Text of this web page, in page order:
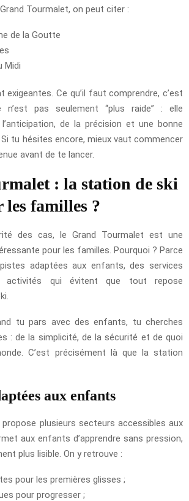
Tourmalet, on peut citer :
de la Goutte
Midi
exigeantes. Ce qu’il faut comprendre, c’est
n’est pas seulement “plus raide” : elle
de la précision et une bonne
tu hésites encore, mieux vaut commencer
avant de te lancer.
: la station de ski
les familles ?
des cas, le Grand Tourmalet est une
pour les familles. Pourquoi ? Parce
adaptées aux enfants, des services
activités qui évitent que tout repose
tu pars avec des enfants, tu cherches
: de la simplicité, de la sécurité et de quoi
C’est précisément là que la station
aux enfants
propose plusieurs secteurs accessibles aux
aux enfants d’apprendre sans pression,
plus lisible. On y retrouve :
pour les premières glisses ;
pour progresser ;